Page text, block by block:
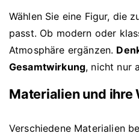
Wählen Sie eine Figur, die
passt. Ob modern oder
Atmosphäre ergänzen.
Gesamtwirkung, nicht nur
Materialien und ihre
Verschiedene Materialien